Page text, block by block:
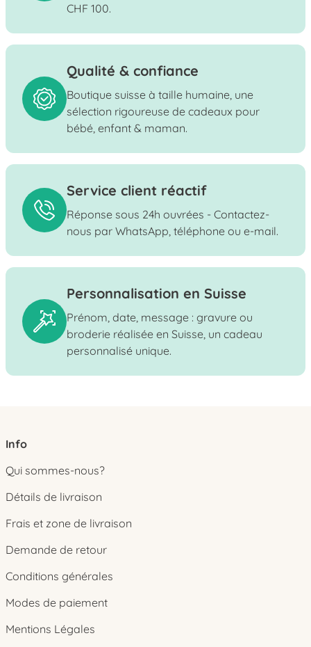
CHF 100.
Qualité & confiance
Boutique suisse à taille humaine, une
sélection rigoureuse de cadeaux pour
bébé, enfant & maman.
Service client réactif
Réponse sous 24h ouvrées - Contactez-
nous par WhatsApp, téléphone ou e-mail.
Personnalisation en Suisse
Prénom, date, message : gravure ou
broderie réalisée en Suisse, un cadeau
personnalisé unique.
Info
Qui sommes-nous?
Détails de livraison
Frais et zone de livraison
Demande de retour
Conditions générales
Modes de paiement
Mentions Légales